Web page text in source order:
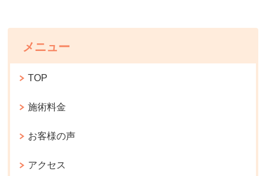
メニュー
TOP
施術料金
お客様の声
アクセス